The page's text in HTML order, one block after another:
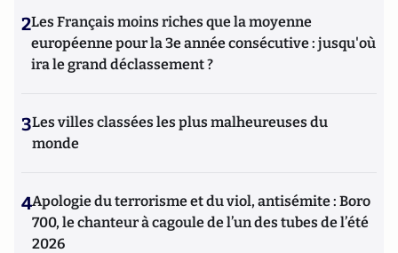
2Les Français moins riches que la moyenne
européenne pour la 3e année consécutive : jusqu'où
ira le grand déclassement ?
3Les villes classées les plus malheureuses du
monde
4Apologie du terrorisme et du viol, antisémite : Boro
700, le chanteur à cagoule de l’un des tubes de l’été
2026